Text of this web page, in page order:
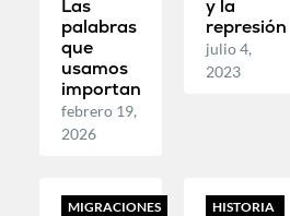
Las
palabras
que
usamos
importan
febrero 19,
2026
y la
represión
julio 4,
2023
MIGRACIONES
HISTORIA